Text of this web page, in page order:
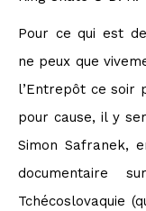
Pour ce qui est
ne peux que
l’Entrepôt ce soir
pour cause, il y
Simon Safranek,
documentaire
Tchécoslovaquie